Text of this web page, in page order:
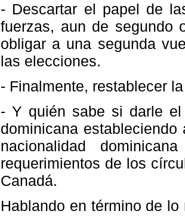
- Descartar el papel de
fuerzas, aun de segundo
obligar a una segunda
las elecciones.
- Finalmente, restablecer
- Y quién sabe si darle
dominicana
nacionalidad
requerimientos de los
Canadá.
Hablando en término de